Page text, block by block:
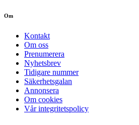
Om
Kontakt
Om oss
Prenumerera
Nyhetsbrev
Tidigare nummer
Säkerhetsgalan
Annonsera
Om cookies
Vår integritetspolicy